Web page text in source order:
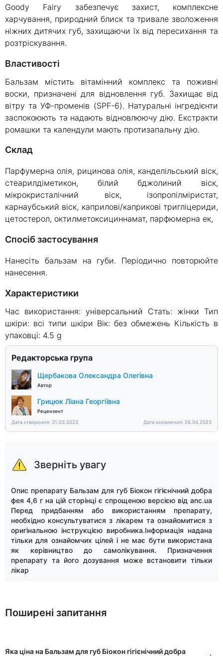
Goody Fairy забезпечує захист, комплексне
харчування, природний блиск та тривале зволоження
ніжних дитячих губ, захищаючи їх від пересихання та
розтріскування.
Властивості
Бальзам містить вітамінний комплекс та поживні
воски, призначені для відновлення губ. Захищає від
вітру та УФ-променів (SPF-6). Натуральні інгредієнти
заспокоюють та надають відновлюючу дію. Екстракти
ромашки та календули мають протизапальну дію.
склад
Парфумерна олія, рицинова олія, канделільський віск,
стеарилдіметикон, білий бджолиний віск,
мікрокристалічний віск, ізопропілміристат,
карнаубський віск, каприлові/каприкові тригліцериди,
цетостерол, октилметоксициннамат, парфюмерна ек,
Спосіб застосування
Нанесіть бальзам на губи. Періодично повторюйте
нанесення.
Характеристики
Час використання: універсальний Стать: жінки Тип
шкіри: всі типи шкіри Вік: без обмежень Кількість в
упаковці: 4.5 g
Редакторська група
Щербакова Олександра Олегівна
Автор
Грицюк Ліана Георгіївна
Рецензент
Дата створення: 31.03.2023
Дата оновлення: 26.04.2023
Зверніть увагу
Опис препарату Бальзам для губ Біокон гігієнічний добра
фея 4,6 г на цій сторінці є спрощеною версією від anc.ua
Перед придбанням або використанням препарату,
необхідно консультуватися з лікарем та ознайомитися з
оригінальною інструкцією виробника.Інформація надана
тільки для ознайомчих цілей і не має бути використана
як керівництво до самолікування. Призначення
препарату та його дозування може встановити тільки
лікар
Поширені запитання
Яка ціна на Бальзам для губ Біокон гігієнічний добра